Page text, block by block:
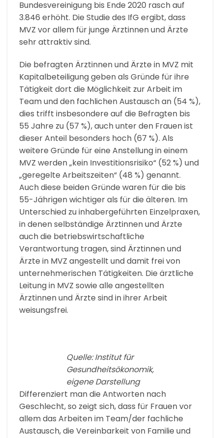
Bundesvereinigung bis Ende 2020 rasch auf
3.846 erhöht. Die Studie des IfG ergibt, dass
MVZ vor allem für junge Ärztinnen und Ärzte
sehr attraktiv sind.
Die befragten Ärztinnen und Ärzte in MVZ mit
Kapitalbeteiligung geben als Gründe für ihre
Tätigkeit dort die Möglichkeit zur Arbeit im
Team und den fachlichen Austausch an (54 %),
dies trifft insbesondere auf die Befragten bis
55 Jahre zu (57 %), auch unter den Frauen ist
dieser Anteil besonders hoch (67 %). Als
weitere Gründe für eine Anstellung in einem
MVZ werden „kein Investitionsrisiko“ (52 %) und
„geregelte Arbeitszeiten“ (48 %) genannt.
Auch diese beiden Gründe waren für die bis
55-Jährigen wichtiger als für die älteren. Im
Unterschied zu inhabergeführten Einzelpraxen,
in denen selbständige Ärztinnen und Ärzte
auch die betriebswirtschaftliche
Verantwortung tragen, sind Ärztinnen und
Ärzte in MVZ angestellt und damit frei von
unternehmerischen Tätigkeiten. Die ärztliche
Leitung in MVZ sowie alle angestellten
Ärztinnen und Ärzte sind in ihrer Arbeit
weisungsfrei.
Quelle: Institut für
Gesundheitsökonomik,
eigene Darstellung
Differenziert man die Antworten nach
Geschlecht, so zeigt sich, dass für Frauen vor
allem das Arbeiten im Team/der fachliche
Austausch, die Vereinbarkeit von Familie und